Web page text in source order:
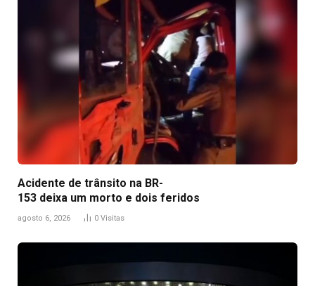
Acidente de trânsito na BR-
153 deixa um morto e dois feridos
agosto 6, 2026 0 Visitas